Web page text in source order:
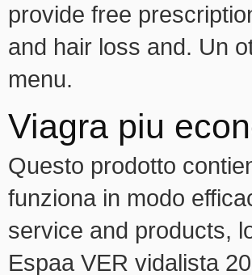
provide free
and hair loss and. Un
menu.
Viagra piu
Questo prodotto
funziona in modo
service and products,
Espaa VER vidalista